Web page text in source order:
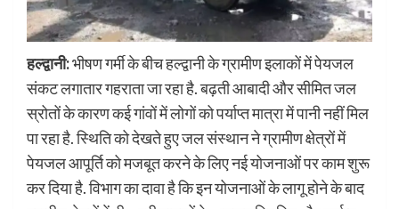
हल्द्वानी:भीषण गर्मी के बीच हल्द्वानी के ग्रामीण इलाकों में पेयजल
संकट लगातार गहराता जा रहा है. बढ़ती आबादी और सीमित जल
स्रोतों के कारण कई गांवों में लोगों को पर्याप्त मात्रा में पानी नहीं मिल
पा रहा है. स्थिति को देखते हुए जल संस्थान ने ग्रामीण क्षेत्रों में
पेयजल आपूर्ति को मजबूत करने के लिए नई योजनाओं पर काम शुरू
कर दिया है. विभाग का दावा है कि इन योजनाओं के लागू होने के बाद